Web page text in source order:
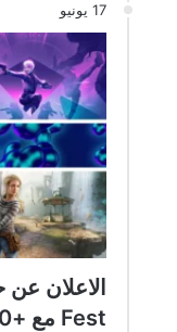
17 يونيو
Fest مع +30 لعبة تجريبية